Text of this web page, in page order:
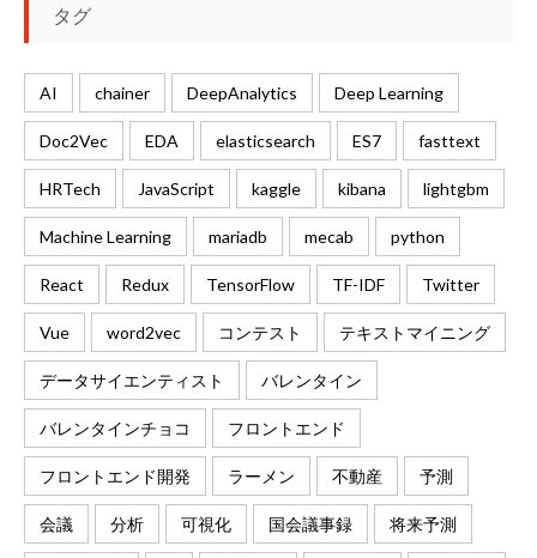
タグ
AI chainer DeepAnalytics Deep Learning
Doc2Vec EDA elasticsearch ES7 fasttext
HRTech JavaScript kaggle kibana lightgbm
Machine Learning mariadb mecab python
React Redux TensorFlow TF-IDF Twitter
Vue word2vec コンテスト テキストマイニング
データサイエンティスト バレンタイン
バレンタインチョコ フロントエンド
フロントエンド開発 ラーメン 不動産 予測
会議 分析 可視化 国会議事録 将来予測